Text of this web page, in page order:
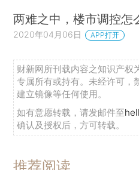
两难之中，楼市调控怎
2020年04月06日 APP打开
财新网所刊载内容之知识产权
专属所有或持有。未经许可，
建立镜像等任何使用。
如有意愿转载，请发邮件至
确认及授权后，方可转载。
推荐阅读